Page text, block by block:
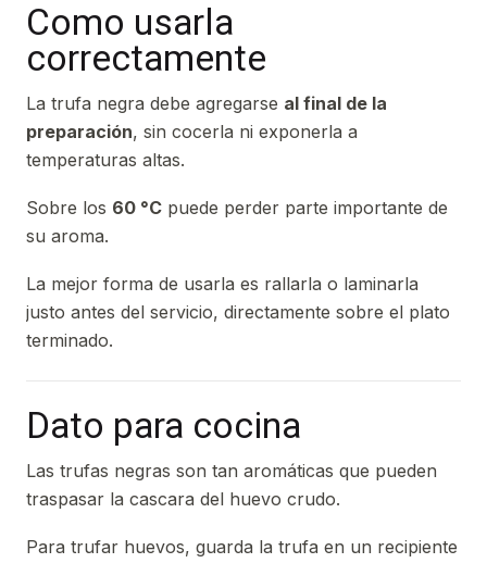
Como usarla
correctamente
La trufa negra debe agregarse al final de la
preparación, sin cocerla ni exponerla a
temperaturas altas.
Sobre los 60 °C puede perder parte importante de
su aroma.
La mejor forma de usarla es rallarla o laminarla
justo antes del servicio, directamente sobre el plato
terminado.
Dato para cocina
Las trufas negras son tan aromáticas que pueden
traspasar la cascara del huevo crudo.
Para trufar huevos, guarda la trufa en un recipiente